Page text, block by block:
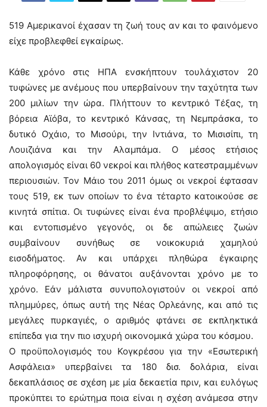
519 Αμερικανοί έχασαν τη ζωή τους αν και το φαινόμενο
είχε προβλεφθεί εγκαίρως.
Κάθε χρόνο στις ΗΠΑ ενσκήπτουν τουλάχιστον 20
τυφώνες με ανέμους που υπερβαίνουν την ταχύτητα των
200 μιλίων την ώρα. Πλήττουν το κεντρικό Τέξας, τη
βόρεια Αϊόβα, το κεντρικό Κάνσας, τη Νεμπράσκα, το
δυτικό Οχάιο, το Μισούρι, την Ιντιάνα, το Μισισίπι, τη
Λουιζιάνα και την Αλαμπάμα. Ο μέσος ετήσιος
απολογισμός είναι 60 νεκροί και πλήθος κατεστραμμένων
περιουσιών. Τον Μάιο του 2011 όμως οι νεκροί έφτασαν
τους 519, εκ των οποίων το ένα τέταρτο κατοικούσε σε
κινητά σπίτια. Οι τυφώνες είναι ένα προβλέψιμο, ετήσιο
και εντοπισμένο γεγονός, οι δε απώλειες ζωών
συμβαίνουν συνήθως σε νοικοκυριά χαμηλού
εισοδήματος. Αν και υπάρχει πληθώρα έγκαιρης
πληροφόρησης, οι θάνατοι αυξάνονται χρόνο με το
χρόνο. Εάν μάλιστα συνυπολογιστούν οι νεκροί από
πλημμύρες, όπως αυτή της Νέας Ορλεάνης, και από τις
μεγάλες πυρκαγιές, ο αριθμός φτάνει σε εκπληκτικά
επίπεδα για την πιο ισχυρή οικονομικά χώρα του κόσμου.
Ο προϋπολογισμός του Κογκρέσου για την «Εσωτερική
Ασφάλεια» υπερβαίνει τα 180 δισ. δολάρια, είναι
δεκαπλάσιος σε σχέση με μία δεκαετία πριν, και ευλόγως
προκύπτει το ερώτημα ποια είναι η σχέση ανάμεσα στην